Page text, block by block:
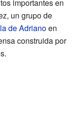
importantes en
un grupo de
de Adrianoen
construida por